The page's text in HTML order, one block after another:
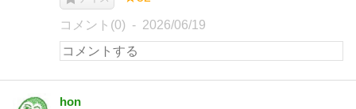
コメント(0) 2026/06/19
hon